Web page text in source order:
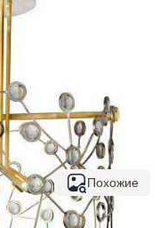
Похожие